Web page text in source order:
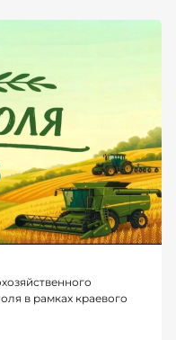
в рамках краевого